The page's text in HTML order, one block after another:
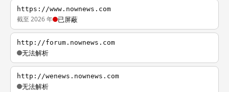
https://www.nownews.com
截至 2026 年 已屏蔽
http://forum.nownews.com
无法解析
http://wenews.nownews.com
无法解析